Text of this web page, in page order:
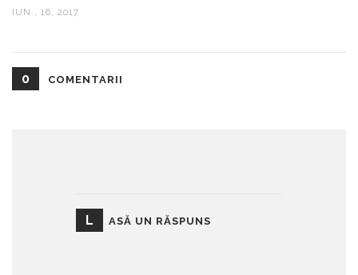
IUN., 16, 2017
0 COMENTARII
L ASĂ UN RĂSPUNS